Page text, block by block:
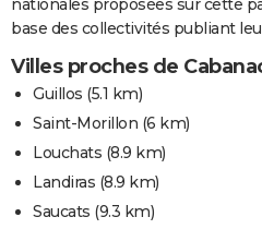
nationales proposées sur cette
base des collectivités publiant
Villes proches de
Guillos (5.1 km)
Saint-Morillon (6 km)
Louchats (8.9 km)
Landiras (8.9 km)
Saucats (9.3 km)